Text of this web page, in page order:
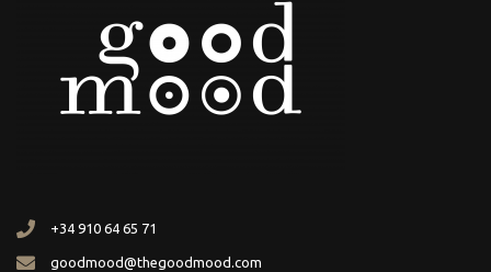
+34 910 64 65 71
goodmood@thegoodmood.com